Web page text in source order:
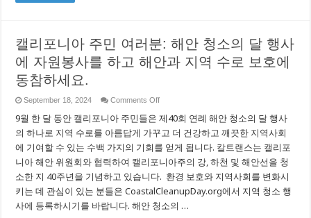
위
한
$55.17
포
아
기
후
크
레
딧
포
함
캘리포니아 주민 여러분: 해안 청소의 달 행사
에 자원봉사를 하고 해안과 지역 수로 보호에
동참하세요.
September 18, 2024 Comments Offon
리
포
니
아
주
여
러
분:
해
9월 한 달 동안 캘리포니아 주민들은 제40회 연례 해안 청소의 달 행사
의 하나로 지역 수로를 아름답게 가꾸고 더 건강하고 깨끗한 지역사회
에 기여할 수 있는 수백 가지의 기회를 얻게 됩니다. 칼트랜스는 캘리포
니아 해안 위원회와 협력하여 캘리포니아주의 강, 하천 및 해안선을 청
소한 지 40주년을 기념하고 있습니다. 환경 보호와 지역사회를 변화시
키는 데 관심이 있는 분들은 CoastalCleanupDay.org에서 지역 청소 행
사에 등록하시기를 바랍니다. 해안 청소의 …